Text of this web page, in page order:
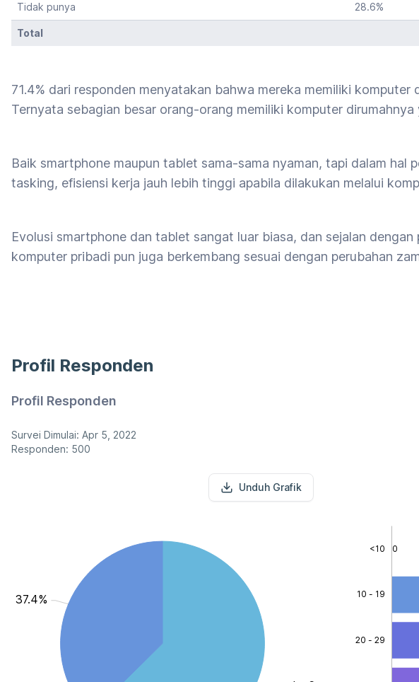
Tidak punya 28.6%
Total
71.4% dari responden menyatakan bahwa mereka memiliki komputer
Ternyata sebagian besar orang-orang memiliki komputer dirumahnya
Baik smartphone maupun tablet sama-sama nyaman, tapi dalam hal
tasking, efisiensi kerja jauh lebih tinggi apabila dilakukan melalui
Evolusi smartphone dan tablet sangat luar biasa, dan sejalan
komputer pribadi pun juga berkembang sesuai dengan perubahan
Profil Responden
Profil Responden
Survei Dimulai: Apr 5, 2022
Responden: 500
Unduh Grafik
37.4%
0
<10
10 - 19
20 - 29